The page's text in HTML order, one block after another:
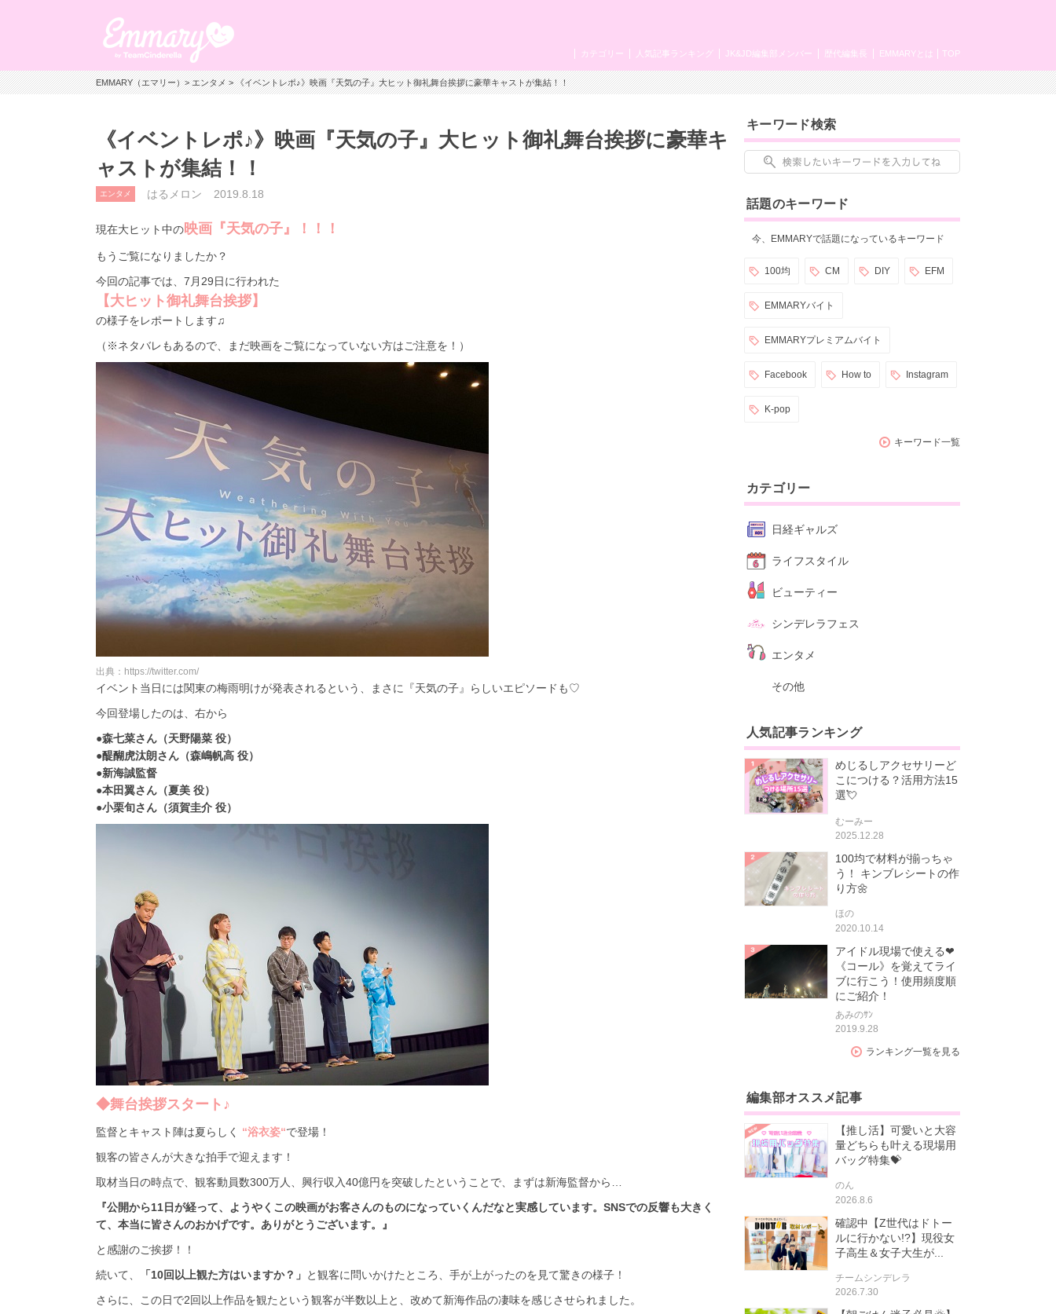
TOP
EMMARYとは
歴代編集長
JK&JD編集部メンバー
人気記事ランキング
カテゴリー
EMMARY（エマリー）>エンタメ> 《イベントレポ♪》映画『天気の子』大ヒット御礼舞台挨拶に豪華キャストが集結！！
《イベントレポ♪》映画『天気の子』大ヒット御礼舞台挨拶に豪華キ
ャストが集結！！
エンタメ はるメロン 2019.8.18
現在大ヒット中の映画『天気の子』！！！
もうご覧になりましたか？
今回の記事では、7月29日に行われた
【大ヒット御礼舞台挨拶】
の様子をレポートします♫
（※ネタバレもあるので、まだ映画をご覧になっていない方はご注意を！）
出典：https://twitter.com/
イベント当日には関東の梅雨明けが発表されるという、まさに『天気の子』らしいエピソードも♡
今回登場したのは、右から
●森七菜さん（天野陽菜 役）
●醍醐虎汰朗さん（森嶋帆高 役）
●新海誠監督
●本田翼さん（夏美 役）
●小栗旬さん（須賀圭介 役）
◆舞台挨拶スタート♪
監督とキャスト陣は夏らしく “浴衣姿“で登場！
観客の皆さんが大きな拍手で迎えます！
取材当日の時点で、観客動員数300万人、興行収入40億円を突破したということで、まずは新海監督から…
『公開から11日が経って、ようやくこの映画がお客さんのものになっていくんだなと実感しています。SNSでの反響も大きく
て、本当に皆さんのおかげです。ありがとうございます。』
と感謝のご挨拶！！
続いて、
「10回以上観た方はいますか？」 と観客に問いかけたところ、手が上がったのを見て驚きの様子！
さらに、この日で2回以上作品を観たという観客が半数以上と、改めて新海作品の凄味を感じさせられました。
キーワード検索
話題のキーワード
今、EMMARYで話題になっているキーワード
100均 CM DIY EFM
EMMARYバイト
EMMARYプレミアムバイト
Facebook How to Instagram
K-pop
キーワード一覧
カテゴリー
日経ギャルズ
ライフスタイル
ビューティー
シンデレラフェス
エンタメ
その他
人気記事ランキング
めじるしアクセサリーど
こにつける？活用方法15
選💘
むーみー
2025.12.28
100均で材料が揃っちゃ
う！ キンブレシートの作
り方🌼
ほの
2020.10.14
アイドル現場で使える❤
《コール》を覚えてライ
ブに行こう！使用頻度順
にご紹介！
あみのｻﾝ
2019.9.28
ランキング一覧を見る
編集部オススメ記事
【推し活】可愛いと大容
量どちらも叶える現場用
バッグ特集💝
のん
2026.8.6
確認中【Z世代はドトー
ルに行かない!?】現役女
子高生＆女子大生が...
チームシンデレラ
2026.7.30